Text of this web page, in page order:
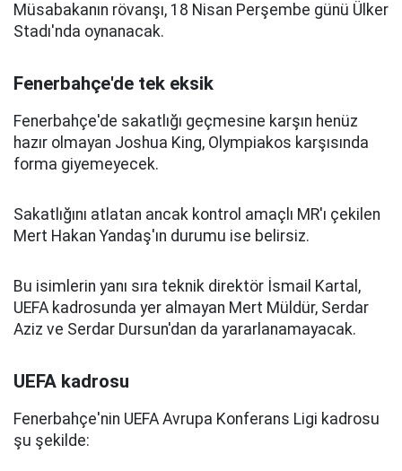
Müsabakanın rövanşı, 18 Nisan Perşembe günü Ülker
Stadı'nda oynanacak.
Fenerbahçe'de tek eksik
Fenerbahçe'de sakatlığı geçmesine karşın henüz
hazır olmayan Joshua King, Olympiakos karşısında
forma giyemeyecek.
Sakatlığını atlatan ancak kontrol amaçlı MR'ı çekilen
Mert Hakan Yandaş'ın durumu ise belirsiz.
Bu isimlerin yanı sıra teknik direktör İsmail Kartal,
UEFA kadrosunda yer almayan Mert Müldür, Serdar
Aziz ve Serdar Dursun'dan da yararlanamayacak.
UEFA kadrosu
Fenerbahçe'nin UEFA Avrupa Konferans Ligi kadrosu
şu şekilde: